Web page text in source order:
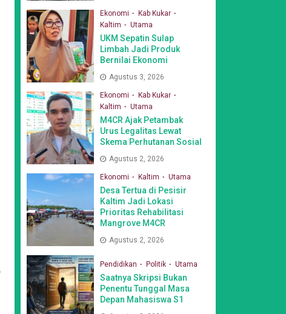
Ekonomi
Kab Kukar
Kaltim
Utama
UKM Sepatin Sulap
Limbah Jadi Produk
Bernilai Ekonomi
Agustus 3, 2026
Ekonomi
Kab Kukar
Kaltim
Utama
M4CR Ajak Petambak
Urus Legalitas Lewat
Skema Perhutanan Sosial
Agustus 2, 2026
Ekonomi Kaltim Utama
Desa Tertua di Pesisir
Kaltim Jadi Lokasi
Prioritas Rehabilitasi
Mangrove M4CR
Agustus 2, 2026
Pendidikan Politik Utama
Saatnya Skripsi Bukan
Penentu Tunggal Masa
Depan Mahasiswa S1